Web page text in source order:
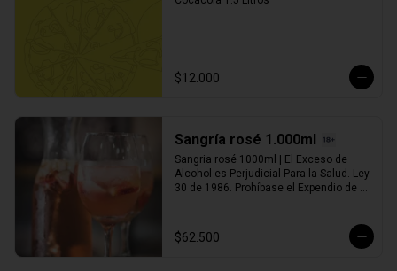
$12.000
Sangría rosé 1.000ml
Sangria rosé 1000ml | El Exceso de
Alcohol es Perjudicial Para la Salud. Ley
30 de 1986. Prohíbase el Expendio de
de 1994
$62.500